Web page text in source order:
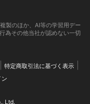
製のほか、AI等の学習用デー
為その他当社が認めない一切
特定商取引法に基づく表示
Ltd.